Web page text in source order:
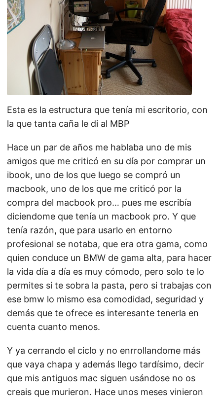
Esta es la estructura que tenía mi escritorio, con
la que tanta caña le di al MBP
Hace un par de años me hablaba uno de mis
amigos que me criticó en su día por comprar un
ibook, uno de los que luego se compró un
macbook, uno de los que me criticó por la
compra del macbook pro… pues me escribía
diciendome que tenía un macbook pro. Y que
tenía razón, que para usarlo en entorno
profesional se notaba, que era otra gama, como
quien conduce un BMW de gama alta, para hacer
la vida día a día es muy cómodo, pero solo te lo
permites si te sobra la pasta, pero si trabajas con
ese bmw lo mismo esa comodidad, seguridad y
demás que te ofrece es interesante tenerla en
cuenta cuanto menos.
Y ya cerrando el ciclo y no enrrollandome más
que vaya chapa y además llego tardísimo, decir
que mis antiguos mac siguen usándose no os
creais que murieron. Hace unos meses vinieron